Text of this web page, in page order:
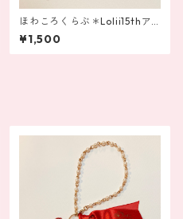
ほわころくらぶ＊Lolii15thア
ニバーサリー ゴージャスなヘ
アポニー
¥1,500